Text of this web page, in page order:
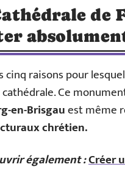
de
cinq raisons pour
cathédrale. Ce
en-Brisgauest même
chrétien.
également :Créer